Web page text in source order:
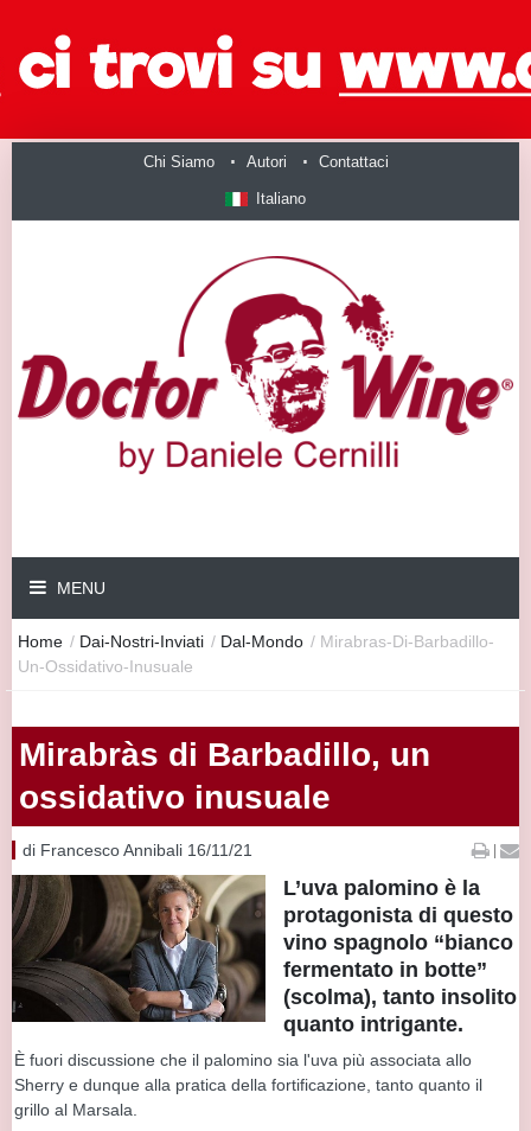
Chi Siamo Autori Contattaci
Italiano
MENU
Home / Dai-Nostri-Inviati / Dal-Mondo / Mirabras-Di-Barbadillo-
Un-Ossidativo-Inusuale
Mirabràs di Barbadillo, un
ossidativo inusuale
di Francesco Annibali 16/11/21 |
L’uva palomino è la
protagonista di questo
vino spagnolo “bianco
fermentato in botte”
(scolma), tanto insolito
quanto intrigante.
È fuori discussione che il palomino sia l'uva più associata allo
Sherry e dunque alla pratica della fortificazione, tanto quanto il
grillo al Marsala.